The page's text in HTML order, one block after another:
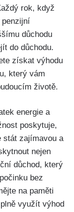
rok, když
důchodu
do důchodu.
získat výhodu
který vám
životě.
energie a
poskytuje,
stát zajímavou a
nejen
důchod, který
bez
na paměti
využít výhod